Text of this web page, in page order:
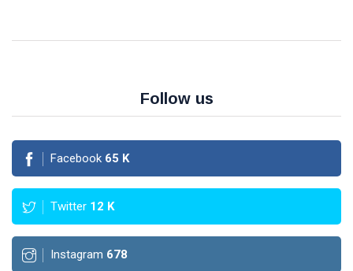
Investasi
Lengkap
Tags
T
Keuangan
Ekonomi
Investasi
Follow us
Facebook 65 K
Twitter 12 K
Instagram 678